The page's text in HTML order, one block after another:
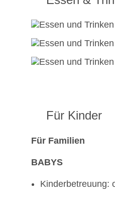
Für Kinder
Für Familien
BABYS
Kinderbetreuung: